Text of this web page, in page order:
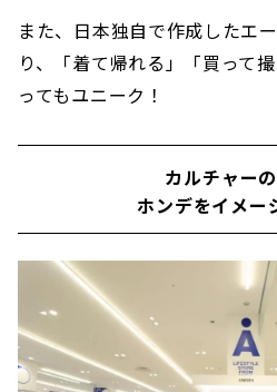
また、日本独自で作成したエ
り、「着て帰れる」「買って
ってもユニーク！
カルチャー
ホンデをイメー